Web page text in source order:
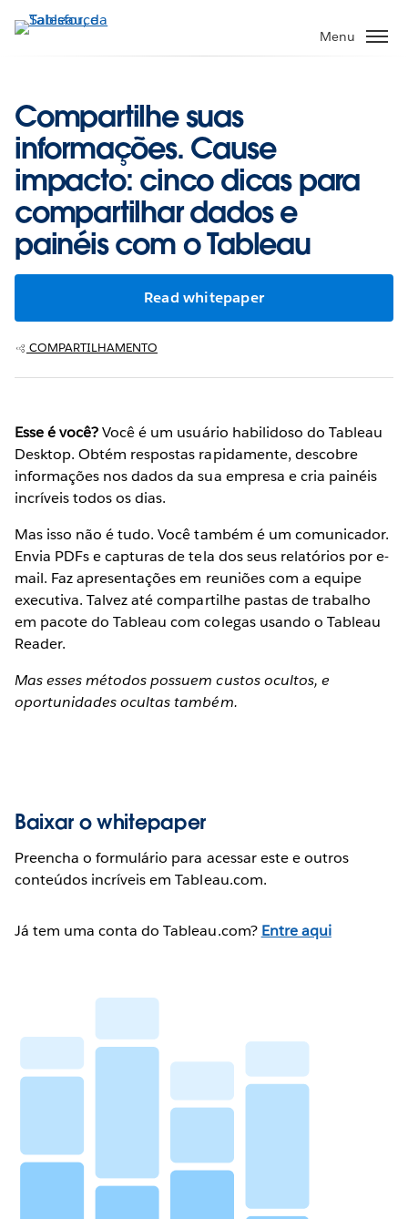
Pular
para
Menu
Compartilhe suas
informações. Cause
impacto: cinco dicas para
compartilhar dados e
painéis com o Tableau
Read whitepaper
COMPARTILHAMENTO
Esse é você?Você é um usuário habilidoso do Tableau
Desktop. Obtém respostas rapidamente, descobre
informações nos dados da sua empresa e cria painéis
incríveis todos os dias.
Mas isso não é tudo. Você também é um comunicador.
Envia PDFs e capturas de tela dos seus relatórios por e-
mail. Faz apresentações em reuniões com a equipe
executiva. Talvez até compartilhe pastas de trabalho
em pacote do Tableau com colegas usando o Tableau
Reader.
Mas esses métodos possuem custos ocultos, e
oportunidades ocultas também.
Baixar o whitepaper
Preencha o formulário para acessar este e outros
conteúdos incríveis em Tableau.com.
Já tem uma conta do Tableau.com? Entre aqui